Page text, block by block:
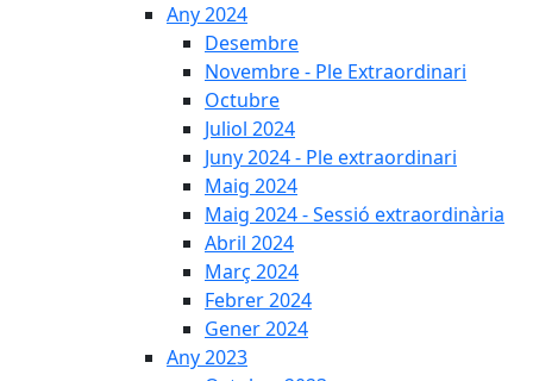
Any 2024
Desembre
Novembre - Ple Extraordinari
Octubre
Juliol 2024
Juny 2024 - Ple extraordinari
Maig 2024
Maig 2024 - Sessió extraordinària
Abril 2024
Març 2024
Febrer 2024
Gener 2024
Any 2023